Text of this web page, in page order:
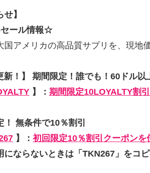
せ】
ール情報☆
国アメリカの高品質サプリを、現地
新！】 期間限定！誰でも！60ドル以
】： 期間限定10LOYALTY割
！ 無条件で10％割引
】： 初回限定10％割引クーポンを
にならないときは「TKN267」をコ